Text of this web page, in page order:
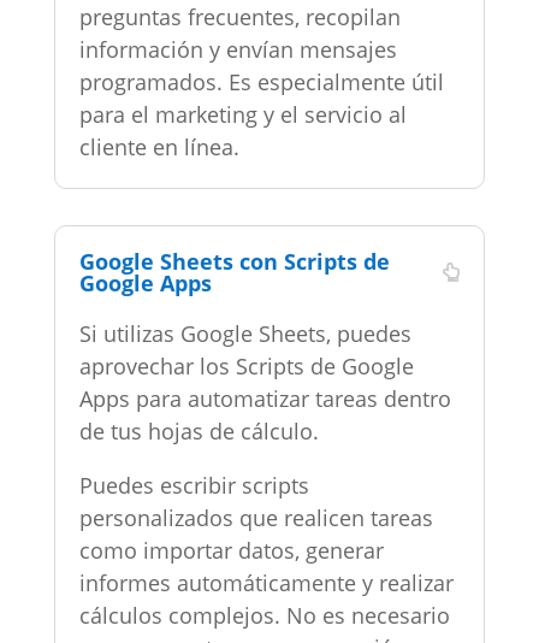
preguntas frecuentes, recopilan
información y envían mensajes
programados. Es especialmente útil
para el marketing y el servicio al
cliente en línea.
Google Sheets con Scripts de
Google Apps
Si utilizas Google Sheets, puedes
aprovechar los Scripts de Google
Apps para automatizar tareas dentro
de tus hojas de cálculo.
Puedes escribir scripts
personalizados que realicen tareas
como importar datos, generar
informes automáticamente y realizar
cálculos complejos. No es necesario